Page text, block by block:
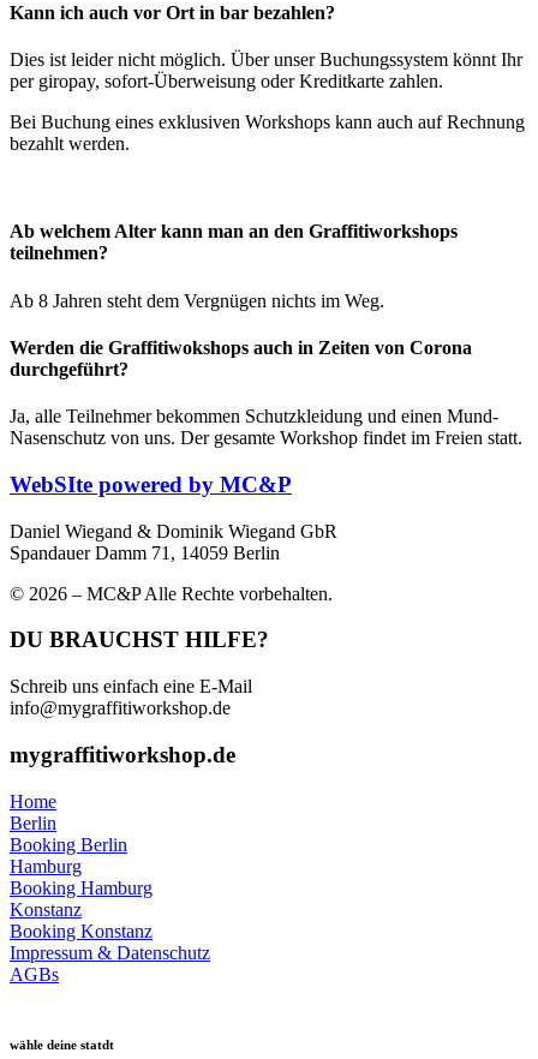
Kann ich auch vor Ort in bar bezahlen?
Dies ist leider nicht möglich. Über unser Buchungssystem könnt Ihr
per giropay, sofort-Überweisung oder Kreditkarte zahlen.
Bei Buchung eines exklusiven Workshops kann auch auf Rechnung
bezahlt werden.
Ab welchem Alter kann man an den Graffitiworkshops
teilnehmen?
Ab 8 Jahren steht dem Vergnügen nichts im Weg.
Werden die Graffitiwokshops auch in Zeiten von Corona
durchgeführt?
Ja, alle Teilnehmer bekommen Schutzkleidung und einen Mund-
Nasenschutz von uns. Der gesamte Workshop findet im Freien statt.
WebSIte powered by MC&P
Daniel Wiegand & Dominik Wiegand GbR
Spandauer Damm 71, 14059 Berlin
© 2026 – MC&P Alle Rechte vorbehalten.
DU BRAUCHST HILFE?
Schreib uns einfach eine E-Mail
info@mygraffitiworkshop.de
mygraffitiworkshop.de
Home
Berlin
Booking Berlin
Hamburg
Booking Hamburg
Konstanz
Booking Konstanz
Impressum & Datenschutz
AGBs
wähle deine statdt